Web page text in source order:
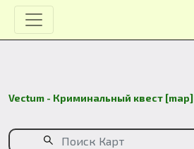
Vectum - Криминальный квест [map]